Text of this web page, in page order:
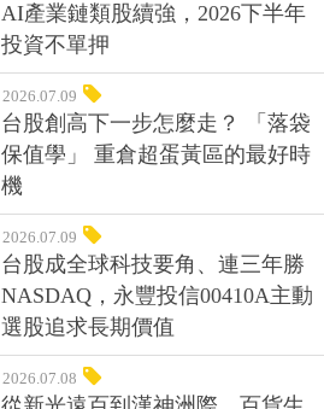
AI產業鏈類股續強，2026下半年
投資不單押
2026.07.09
台股創高下一步怎麼走？ 「落袋
保值學」 重倉超蛋黃區的最好時
機
2026.07.09
台股成全球科技要角、連三年勝
NASDAQ，永豐投信00410A主動
選股追求長期價值
2026.07.08